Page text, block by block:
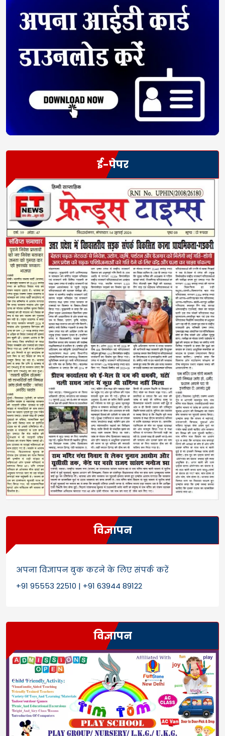
ई-पेपर
विज्ञापन
अपना विज्ञापन बुक करने के लिए संपर्क करें
+91 95553 22510 | +91 63944 89122
विज्ञापन